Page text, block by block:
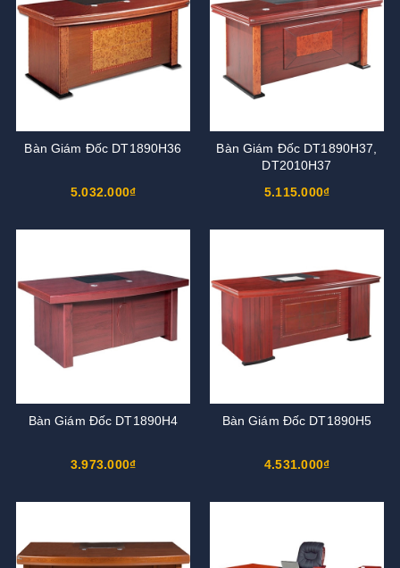
Bàn Giám Đốc DT1890H36
5.032.000₫
Bàn Giám Đốc DT1890H37,
DT2010H37
5.115.000₫
Bàn Giám Đốc DT1890H4
3.973.000₫
Bàn Giám Đốc DT1890H5
4.531.000₫